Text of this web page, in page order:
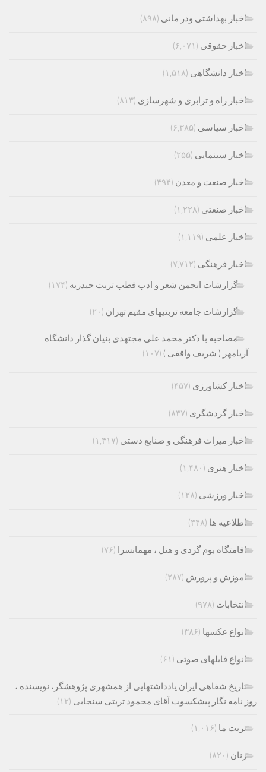
اخبار بهداشتی ودر مانی (۸۹۸)
اخبار حقوقی (۶,۰۷۱)
اخبار دانشگاهی (۱,۵۱۸)
اخبار راه و ترابری و شهرسازی (۸۱۳)
اخبار سیاسی (۶,۳۸۵)
اخبار سینمایی (۲۵۵)
اخبار صنعت و معدن (۴۹۴)
اخبار صنعتی (۱,۲۲۸)
اخبار علمی (۱,۱۱۹)
اخبار فرهنگی (۷,۷۱۲)
گزارشات انجمن شعر و ادب قطب تربت حیدریه (۱۷۴)
گزارشات جامعه تربتیهای مقیم تهران (۲۰)
مصاحبه با دکتر محمد علی مجتهدی بنیان گذار دانشگاه
آریامهر ( شریف واقفی ) (۱۰۷)
اخبار کشاورزی (۴۵۷)
اخبار گردشگری (۸۳۷)
اخبار میراث فرهنگی و صنایع دستی (۱,۴۱۷)
اخبار هنری (۱,۴۸۰)
اخبار ورزشی (۱۲۸)
اطلاعیه ها (۳۴۸)
اقامتگاه بوم گردی و هتل ، مهمانسرا (۷۶)
اموزش و پرورش (۲۸۷)
انتخابات (۹۷۸)
انواع عکسها (۳۸۶)
انواع فایلهای صوتی (۶۱)
تاریخ شفاهی ایران یادداشتهایی از همشهری پژوهشگر، نویسنده ،
روز نامه نگار پیشکسوت آقای محمود تربتی سنجابی (۱۲)
تربت ما (۱,۰۱۶)
زنان (۸۲۰)